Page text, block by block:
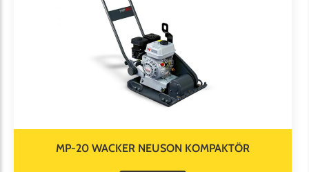
MP-20 WACKER NEUSON KOMPAKTÖR